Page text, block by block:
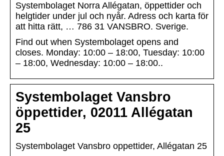
Systembolaget Norra Allégatan, öppettider och
helgtider under jul och nyår. Adress och karta för
att hitta rätt, … 786 31 VANSBRO. Sverige.
Find out when Systembolaget opens and
closes. Monday: 10:00 – 18:00, Tuesday: 10:00
– 18:00, Wednesday: 10:00 – 18:00..
Systembolaget Vansbro
öppettider, 02011 Allégatan
25
Systembolaget Vansbro oppettider, Allégatan 25